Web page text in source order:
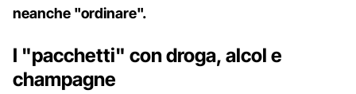
neanche "ordinare".
I "pacchetti" con droga, alcol e
champagne